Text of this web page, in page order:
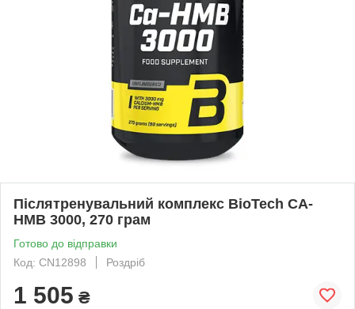
Післятренувальний комплекс BioTech CA-
HMB 3000, 270 грам
Готово до відправки
Код: CN12898
Роздріб
1 505 ₴